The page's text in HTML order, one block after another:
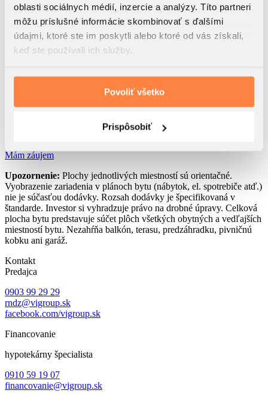
oblasti sociálnych médií, inzercie a analýzy. Títo partneri
môžu príslušné informácie skombinovať s ďalšími
údajmi, ktoré ste im poskytli alebo ktoré od vás získali,
keď ste používali ich služby.
Povoliť všetko
Prispôsobiť
4. Chodba 6.06 m2
5. Kúpeľňa I. 4.87 m2
6. WC I. 2.37 m 2
7. Izba I. 17.76 m2
Mám záujem
Upozornenie: Plochy jednotlivých miestností sú orientačné.
Vyobrazenie zariadenia v plánoch bytu (nábytok, el. spotrebiče atď.)
nie je súčasťou dodávky. Rozsah dodávky je špecifikovaná v
štandarde. Investor si vyhradzuje právo na drobné úpravy. Celková
plocha bytu predstavuje súčet plôch všetkých obytných a vedľajších
miestností bytu. Nezahŕňa balkón, terasu, predzáhradku, pivničnú
kobku ani garáž.
Kontakt
Predajca
0903 99 29 29
rndz@vigroup.sk
facebook.com/vigroup.sk
Financovanie
hypotekárny špecialista
0910 59 19 07
financovanie@vigroup.sk